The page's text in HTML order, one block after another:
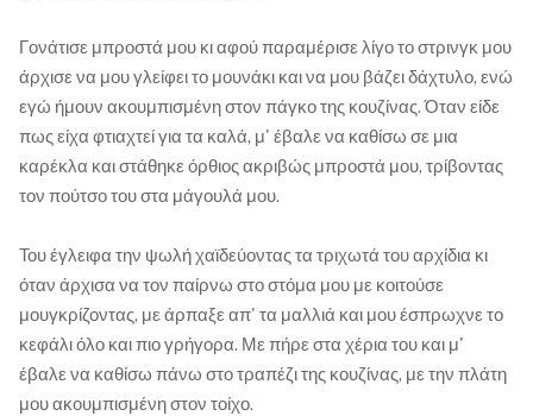
Γονάτισε μπροστά μου κι αφού παραμέρισε λίγο το στρινγκ μου
άρχισε να μου γλείφει το μουνάκι και να μου βάζει δάχτυλο, ενώ
εγώ ήμουν ακουμπισμένη στον πάγκο της κουζίνας. Όταν είδε
πως είχα φτιαχτεί για τα καλά, μ' έβαλε να καθίσω σε μια
καρέκλα και στάθηκε όρθιος ακριβώς μπροστά μου, τρίβοντας
τον πούτσο του στα μάγουλά μου.
Του έγλειφα την ψωλή χαϊδεύοντας τα τριχωτά του αρχίδια κι
όταν άρχισα να τον παίρνω στο στόμα μου με κοιτούσε
μουγκρίζοντας, με άρπαξε απ' τα μαλλιά και μου έσπρωχνε το
κεφάλι όλο και πιο γρήγορα. Με πήρε στα χέρια του και μ'
έβαλε να καθίσω πάνω στο τραπέζι της κουζίνας, με την πλάτη
μου ακουμπισμένη στον τοίχο.